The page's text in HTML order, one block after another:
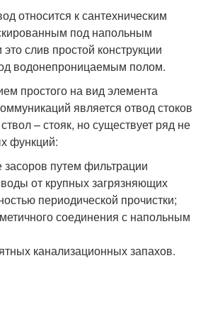
относится к сантехническим
под напольным
слив простой конструкции
водонепроницаемым полом.
простого на вид элемента
является отвод стоков
– стояк, но существует ряд не
функций:
путем фильтрации
от крупных загрязняющих
периодической прочистки;
соединения с напольным
канализационных запахов.